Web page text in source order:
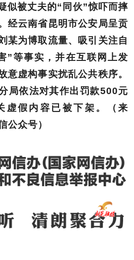
似被丈夫的“同伙”惊吓而摔
经云南省昆明市公安局呈贡
某为博取流量、吸引关注自
”等事实，并在互联网上发
意虚构事实扰乱公共秩序。
局依法对其作出罚款500元
虚假内容已被下架。（来
公众号）